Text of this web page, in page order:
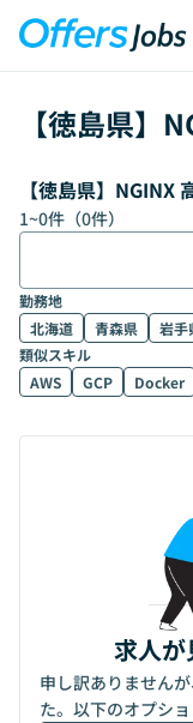
【徳島県】
【徳島県】NGINX
1~0件（0件）
勤務地
北海道
青森県 岩手
類似スキル
AWS
GCP Docker
求人が
申し訳ありません
た。以下のオプシ